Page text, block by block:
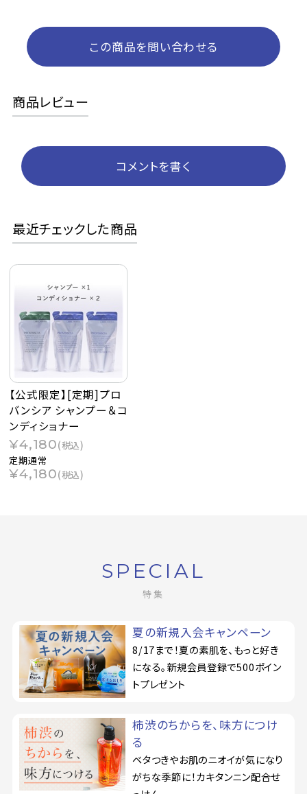
この商品を問い合わせる
商品レビュー
コメントを書く
最近チェックした商品
【公式限定】[定期]プロ
バンシア シャンプー＆コ
ンディショナー
¥4,180(税込)
定期通常
¥4,180(税込)
SPECIAL
特集
夏の新規入会キャンペーン
8/17まで！夏の素肌を、もっと好き
になる。新規会員登録で500ポイン
トプレゼント
柿渋のちからを、味方につけ
る
ベタつきやお肌のニオイが気になり
がちな季節に！カキタンニン配合せ